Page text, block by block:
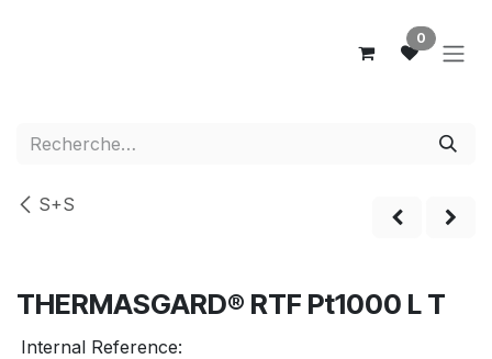
0
S+S
Nouveau!
THERMASGARD® RTF Pt1000 L T
Internal Reference: